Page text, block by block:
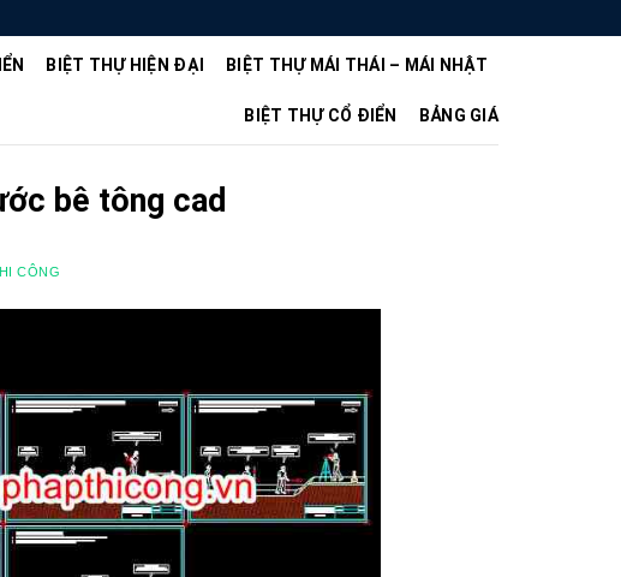
BIỆT THỰ HIỆN ĐẠI BIỆT THỰ MÁI THÁI – MÁI NHẬT
BIỆT THỰ CỔ ĐIỂN BẢNG GIÁ
bê tông cad
CÔNG